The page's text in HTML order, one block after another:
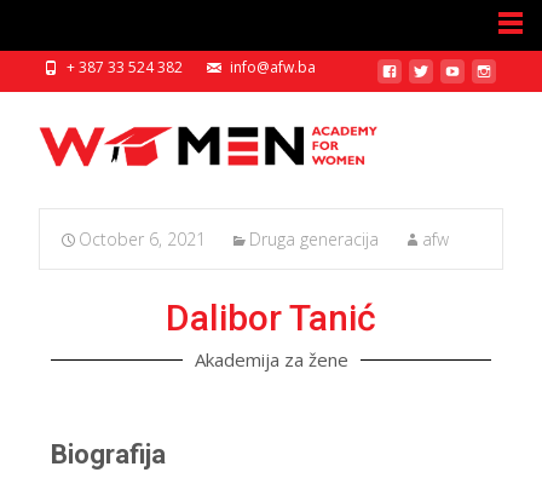
+ 387 33 524 382 info@afw.ba
October 6, 2021 Druga generacija afw
Dalibor Tanić
Akademija za žene
Biografija